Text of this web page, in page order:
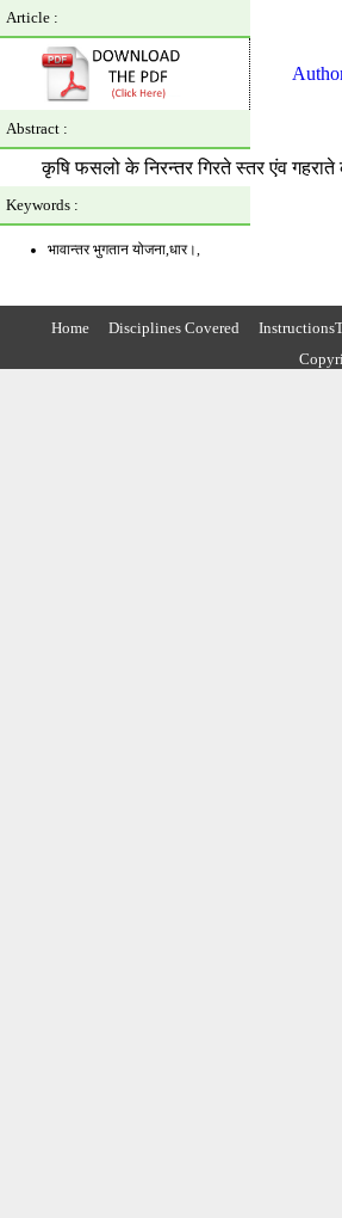
Article :
Abstract :
कृषि फसलो के निरन्तर गिरते स्तर एंव
Keywords :
भावान्तर भुगतान योजना,धार।,
Home Disciplines Covered